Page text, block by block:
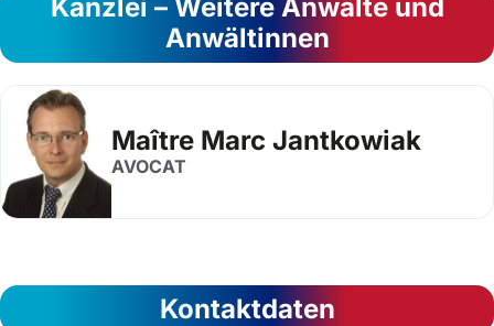
Kanzlei – Weitere Anwälte und
Anwältinnen
Maître Marc Jantkowiak
AVOCAT
Kontaktdaten